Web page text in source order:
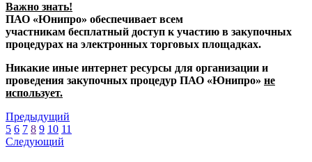
Важно знать!
ПАО «Юнипро» обеспечивает всем
участникам бесплатный доступ к участию в закупочных
процедурах на электронных торговых площадках.
Никакие иные интернет ресурсы для организации и
проведения закупочных процедур ПАО «Юнипро» не
использует.
Предыдущий
5 6 7 8 9 10 11
Следующий